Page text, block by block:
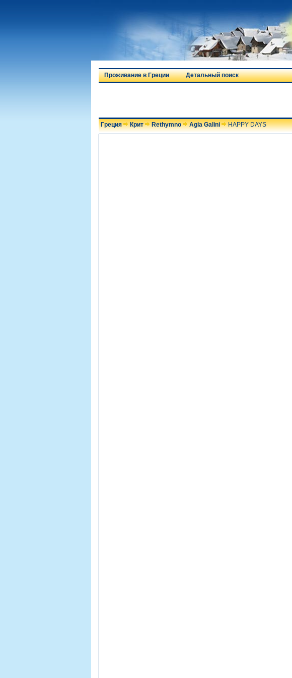
Проживание в Греции Детальный поиск
Греция Крит Rethymno Agia Galini HAPPY DAYS